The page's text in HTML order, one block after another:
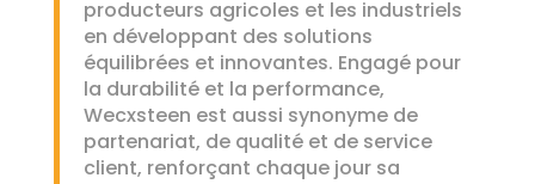
producteurs agricoles et les industriels
en développant des solutions
équilibrées et innovantes. Engagé pour
la durabilité et la performance,
Wecxsteen est aussi synonyme de
partenariat, de qualité et de service
client, renforçant chaque jour sa